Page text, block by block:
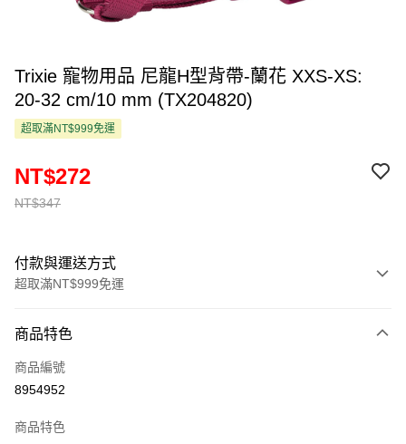
Trixie 寵物用品 尼龍H型背帶-蘭花 XXS-XS:
20-32 cm/10 mm (TX204820)
超取滿NT$999免運
NT$347
NT$272
付款與運送方式
超取滿NT$999免運
信用卡一次付款
超商取貨付款
商品特色
商品編號
8954952
商品特色